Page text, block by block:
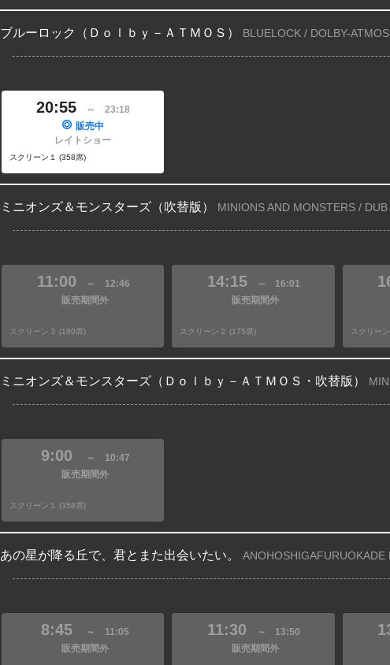
ブルーロック（Ｄｏｌｂｙ－ＡＴＭＯＳ） BLUELOCK / DOLBY-ATMOS
20:55 ～
23:18
販売中
レイトショー
スクリーン１ (358席)
ミニオンズ＆モンスターズ（吹替版） MINIONS AND MONSTERS / DUB
11:00 ～
12:46
販売期間外
スクリーン３ (180席)
14:15 ～
16:01
販売期間外
スクリーン２ (175席) スクリー
ミニオンズ＆モンスターズ（Ｄｏｌｂｙ－ＡＴＭＯＳ・吹替版）
9:00 ～
10:47
販売期間外
スクリーン１ (358席)
あの星が降る丘で、君とまた出会いたい。 ANOHOSHIGAFURUOKADE
8:45 ～
11:05
販売期間外
11:30 ～
13:50
販売期間外